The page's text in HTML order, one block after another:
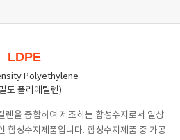
LDPE
Polyethylene
도 폴리에틸렌)
렌을 중합하여 제조하는 합성수지로서 일상
합성수지제품입니다. 합성수지제품 중 가공